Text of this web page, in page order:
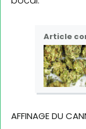
Article
AFFINAGE DU